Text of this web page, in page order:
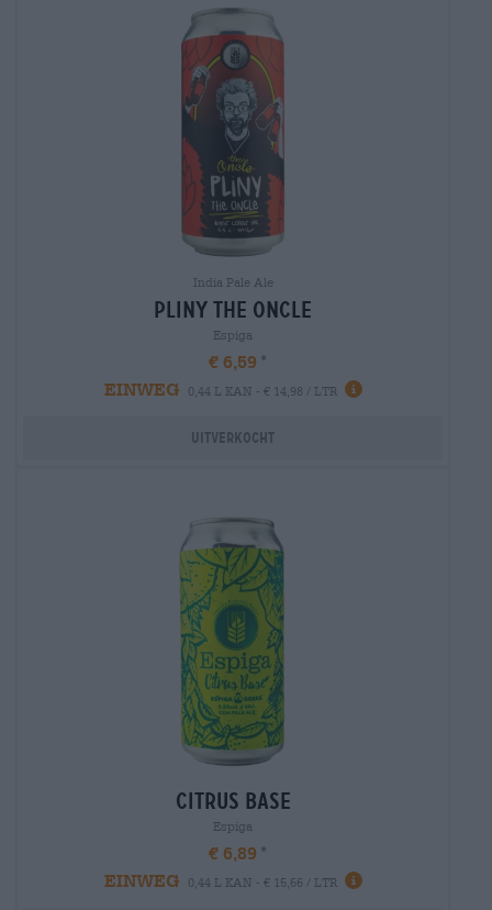
India Pale Ale
pliny the oncle
Espiga
€ 6,59
EINWEG
0,44 L KAN - € 14,98 / LTR
Uitverkocht
citrus base
Espiga
€ 6,89
EINWEG
0,44 L KAN - € 15,66 / LTR